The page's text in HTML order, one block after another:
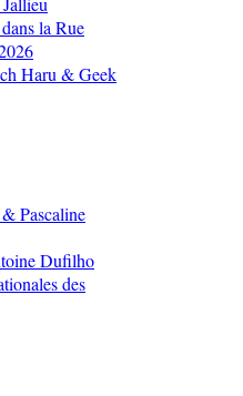
la Rue
Haru & Geek
Pascaline
Dufilho
des